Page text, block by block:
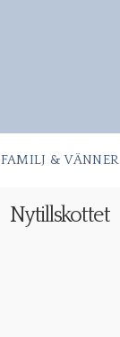
FAMILJ & VÄNNER
Nytillskottet